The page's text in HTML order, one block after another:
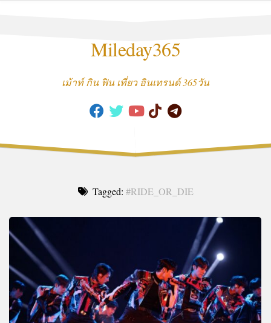
Mileday365
เม้าท์ กิน ฟิน เที่ยว อินเทรนด์ 365วัน
Tagged: #RIDE_OR_DIE